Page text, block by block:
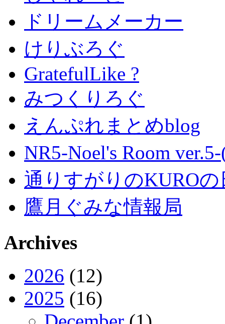
ドリームメーカー
けりぶろぐ
GratefulLike ?
みつくりろぐ
えんぷれまとめblog
NR5-Noel's Room
通りすがりのKURO
鷹月ぐみな情報局
Archives
2026 (12)
2025 (16)